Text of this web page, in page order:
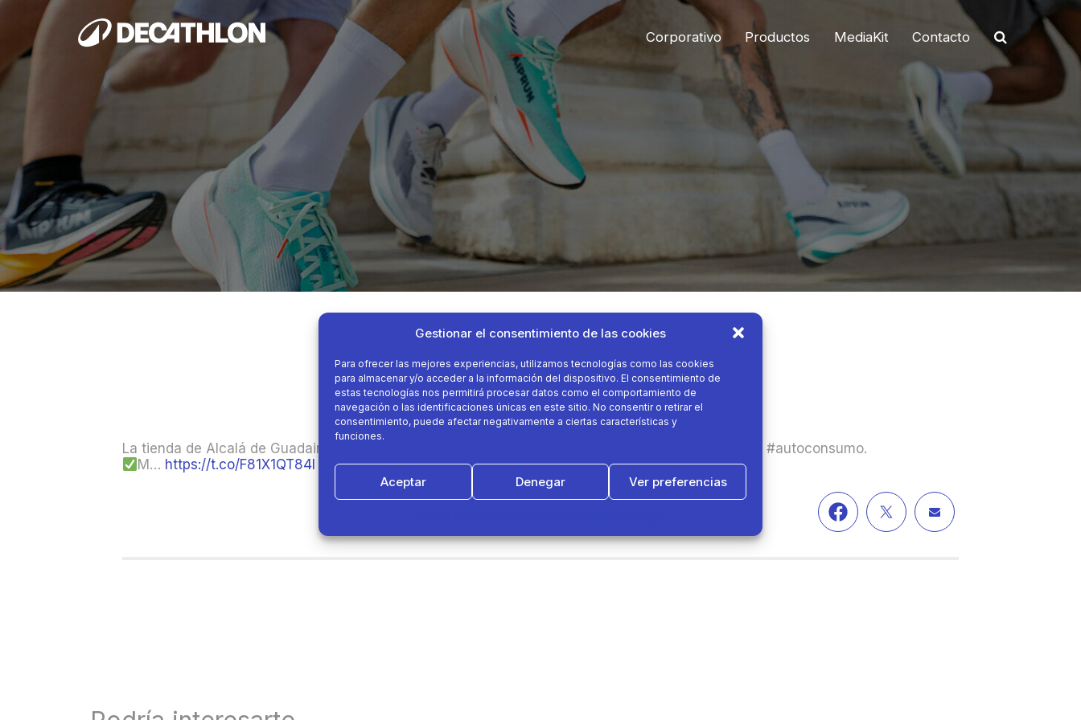
Gestionar el consentimiento de las cookies
Para ofrecer las mejores experiencias, utilizamos tecnologías como las cookies
para almacenar y/o acceder a la información del dispositivo. El consentimiento de
estas tecnologías nos permitirá procesar datos como el comportamiento de
navegación o las identificaciones únicas en este sitio. No consentir o retirar el
consentimiento, puede afectar negativamente a ciertas características y
funciones.
Aceptar Denegar Ver preferencias
Corporativo Productos MediaKit Contacto
La tienda de Alcalá de Guadaira es nuestra primera planta fotovoltaica en marquesina destinada al #autoconsumo.
M… https://t.co/F81X1QT84I